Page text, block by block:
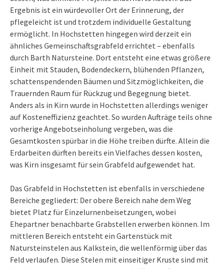
Ergebnis ist ein würdevoller Ort der Erinnerung, der
pflegeleicht ist und trotzdem individuelle Gestaltung
ermöglicht. In Hochstetten hingegen wird derzeit ein
ähnliches Gemeinschaftsgrabfeld errichtet – ebenfalls
durch Barth Natursteine. Dort entsteht eine etwas größere
Einheit mit Stauden, Bodendeckern, blühenden Pflanzen,
schattenspendenden Bäumen und Sitzmöglichkeiten, die
Trauernden Raum für Rückzug und Begegnung bietet.
Anders als in Kirn wurde in Hochstetten allerdings weniger
auf Kosteneffizienz geachtet. So wurden Aufträge teils ohne
vorherige Angebotseinholung vergeben, was die
Gesamtkosten spürbar in die Höhe treiben dürfte. Allein die
Erdarbeiten dürften bereits ein Vielfaches dessen kosten,
was Kirn insgesamt für sein Grabfeld aufgewendet hat.
Das Grabfeld in Hochstetten ist ebenfalls in verschiedene
Bereiche gegliedert: Der obere Bereich nahe dem Weg
bietet Platz für Einzelurnenbeisetzungen, wobei
Ehepartner benachbarte Grabstellen erwerben können. Im
mittleren Bereich entsteht ein Gartenstück mit
Natursteinstelen aus Kalkstein, die wellenförmig über das
Feld verlaufen. Diese Stelen mit einseitiger Kruste sind mit